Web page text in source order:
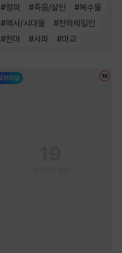
#정파 #죽음/살인 #복수물
#역사/시대물 #천하제일인
#천마 #사파 #마교